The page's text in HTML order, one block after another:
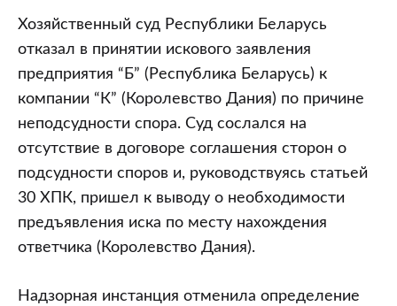
Хозяйственный суд Республики Беларусь
отказал в принятии искового заявления
предприятия “Б” (Республика Беларусь) к
компании “К” (Королевство Дания) по причине
неподсудности спора. Суд сослался на
отсутствие в договоре соглашения сторон о
подсудности споров и, руководствуясь статьей
30 ХПК, пришел к выводу о необходимости
предъявления иска по месту нахождения
ответчика (Королевство Дания).
Надзорная инстанция отменила определение